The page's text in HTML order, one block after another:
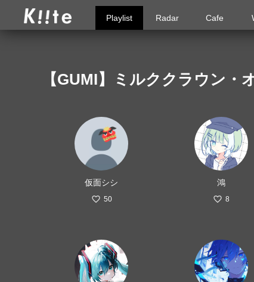
Playlist Radar Cafe
【GUMI】ミルククラウン
仮面シシ
50
鴻
8